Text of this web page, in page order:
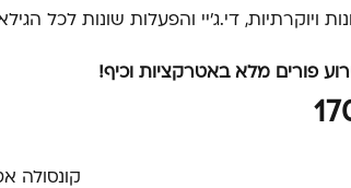
די.ג'יי והפעלות שונות לכל
פורים מלא באטרקציות וכיף!
קונסולה